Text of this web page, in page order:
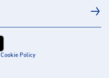
Cookie Policy